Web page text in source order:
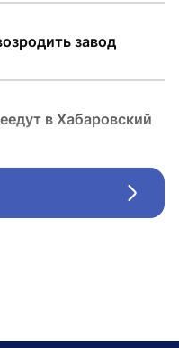
завод
в Хабаровский